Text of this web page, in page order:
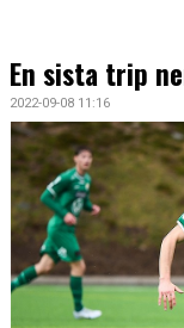
MEDIA
DOKUMENT
KONTAKT
En sista trip
2022-09-08 11:16